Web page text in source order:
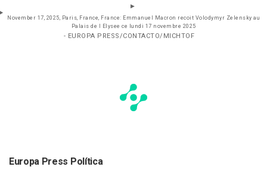
November 17, 2025, Paris, France, France: Emmanuel Macron recoit Volodymyr Zelensky au
Palais de l Elysee ce lundi 17 novembre 2025
- EUROPA PRESS/CONTACTO/MICHTOF
Europa Press Política